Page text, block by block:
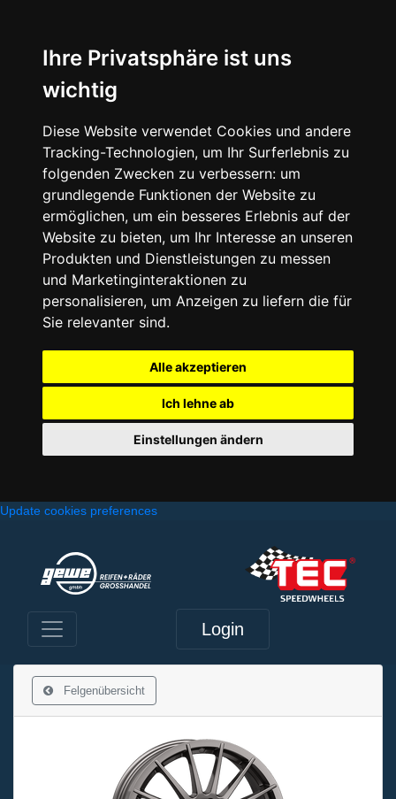
Ihre Privatsphäre ist uns
wichtig
Diese Website verwendet Cookies und andere
Tracking-Technologien, um Ihr Surferlebnis zu
folgenden Zwecken zu verbessern: um
grundlegende Funktionen der Website zu
ermöglichen, um ein besseres Erlebnis auf der
Website zu bieten, um Ihr Interesse an unseren
Produkten und Dienstleistungen zu messen
und Marketinginteraktionen zu
personalisieren, um Anzeigen zu liefern die für
Sie relevanter sind.
Alle akzeptieren
Ich lehne ab
Einstellungen ändern
Update cookies preferences
Login
Felgenübersicht